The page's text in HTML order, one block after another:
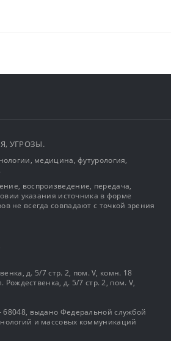
УГРОЗЫ.
медицина, футурология,
воспроизведение, передача,
указания источника в форме
не всегда совпадают с точкой зрения
д. 5/7 стр. 2, пом. V, комн. 18
д. 5/7 стр. 2, пом. V,
выдано Федеральной службой
и массовых коммуникаций